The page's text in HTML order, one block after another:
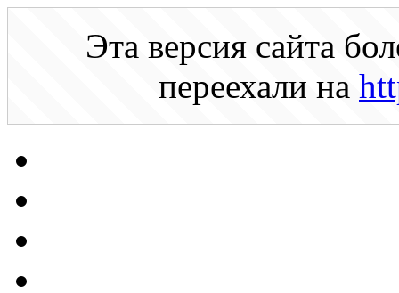
Эта версия сайта
переехали на